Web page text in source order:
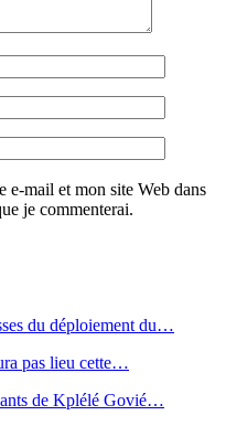
e-mail et mon site Web dans
je commenterai.
du déploiement du…
pas lieu cette…
de Kplélé Govié…